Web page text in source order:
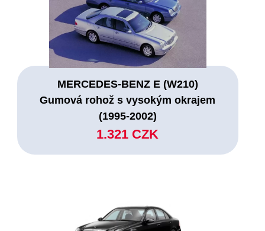
MERCEDES-BENZ E (W210)
Gumová rohož s vysokým okrajem
(1995-2002)
1.321 CZK